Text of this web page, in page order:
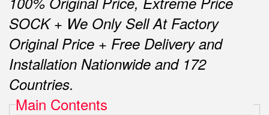
SOCK + We Only Sell At Factory
Original Price + Free Delivery and
Installation Nationwide and 172
Countries.
Main Contents